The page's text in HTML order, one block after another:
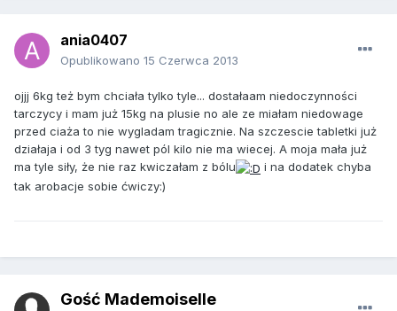
ania0407
Opublikowano 15 Czerwca 2013
ojjj 6kg też bym chciała tylko tyle... dostałaam niedoczynności
tarczycy i mam już 15kg na plusie no ale ze miałam niedowage
przed ciaża to nie wygladam tragicznie. Na szczescie tabletki już
działaja i od 3 tyg nawet pól kilo nie ma wiecej. A moja mała już
ma tyle siły, że nie raz kwiczałam z bólu
i na dodatek chyba
tak arobacje sobie ćwiczy:)
Gość Mademoiselle